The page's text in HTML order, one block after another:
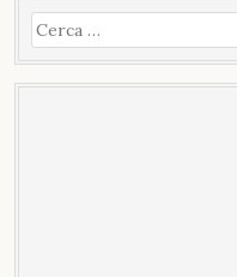
Ricerca
per: